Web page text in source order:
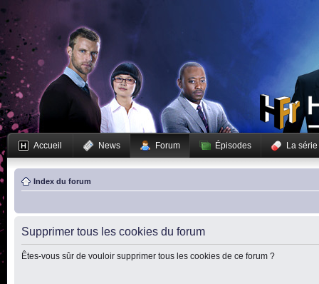
Accueil News Forum Épisodes La série
Index du forum
Supprimer tous les cookies du forum
Êtes-vous sûr de vouloir supprimer tous les cookies de ce forum ?